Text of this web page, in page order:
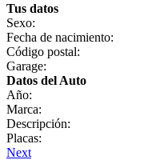
Tus datos
Sexo:
Fecha de nacimiento:
Código postal:
Garage:
Datos del Auto
Año:
Marca:
Descripción:
Placas:
Next